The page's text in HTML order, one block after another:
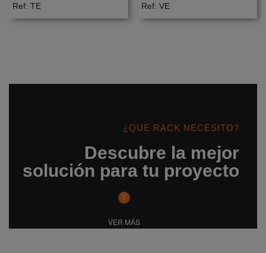
Ref: TE Ref: VE
¿QUE RACK NECESITO?
Descubre la mejor
solución para tu proyecto
VER MÁS